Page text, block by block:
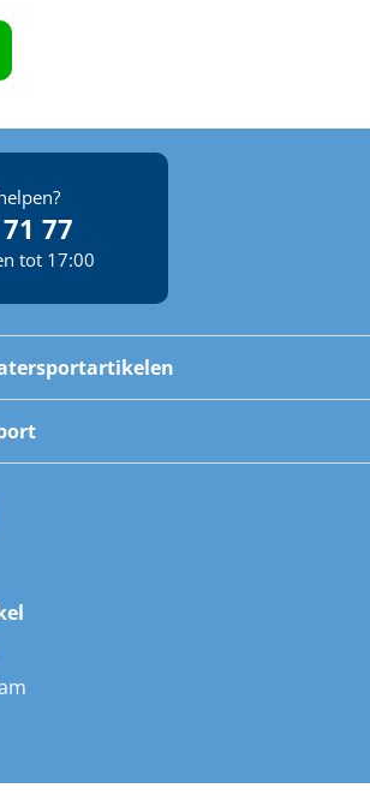
77
tot 17:00
reddingsvesten
fenders